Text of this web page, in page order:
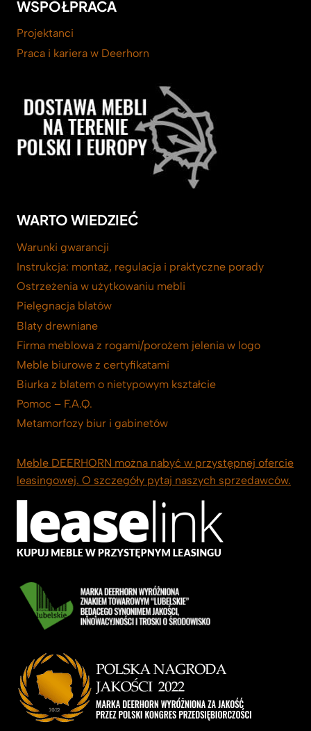
WSPÓŁPRACA
Projektanci
Praca i kariera w Deerhorn
WARTO WIEDZIEĆ
Warunki gwarancji
Instrukcja: montaż, regulacja i praktyczne porady
Ostrzeżenia w użytkowaniu mebli
Pielęgnacja blatów
Blaty drewniane
Firma meblowa z rogami/porożem jelenia w logo
Meble biurowe z certyfikatami
Biurka z blatem o nietypowym kształcie
Pomoc – F.A.Q.
Metamorfozy biur i gabinetów
Meble DEERHORN można nabyć w przystępnej ofercie
leasingowej. O szczegóły pytaj naszych sprzedawców.